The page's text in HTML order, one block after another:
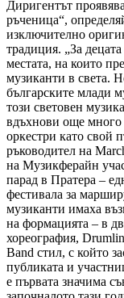
Диригентът
ръченица“,
изключително
традиция. „За
местата, на които
музиканти в света.
българските млади
този световен
вдъхнови още много
оркестри като свой
ръководител на
на Музикферайн
парад в Пратера –
фестивала за
музиканти имаха
на формацията – в
хореография,
Band стил, с който
публиката и
е първата значима